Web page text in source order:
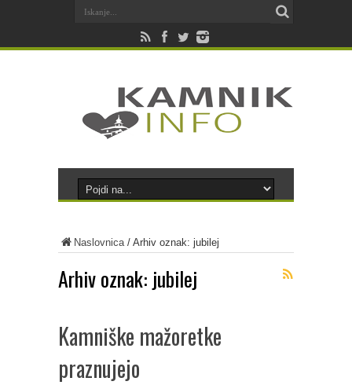
Naslovnica/ Arhiv oznak: jubilej
Arhiv oznak: jubilej
Kamniške mažoretke
praznujejo